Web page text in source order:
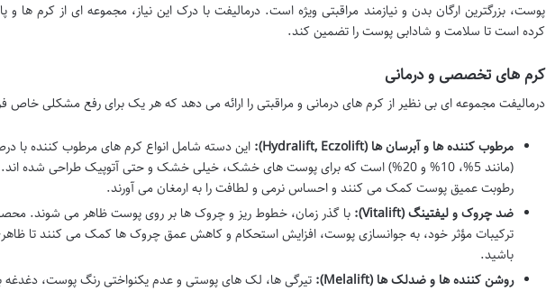
پوست، بزرگترین ارگان بدن و نیازمند مراقبتی ویژه است. درمالیفت با درک این نیاز، مجموعه ای از کرم
کرده است تا سلامت و شادابی پوست را تضمین کند.
کرم های تخصصی و درمانی
درمالیفت مجموعه ای بی نظیر از کرم های درمانی و مراقبتی را ارائه می دهد که هر یک برای رفع مشکلی خاص
مرطوب کننده ها و آبرسان ها (Hydralift, Eczolift):
این دسته شامل انواع کرم های مرطوب کننده با
(مانند 5%، 10% و 20%) است که برای پوست های خشک، خیلی خشک و حتی آتوپیک طراحی شده
رطوبت عمیق پوست کمک می کنند و احساس نرمی و لطافت را به ارمغان می آورند.
ضد چروک و لیفتینگ (Vitalift):
با گذر زمان، خطوط ریز و چروک ها بر روی پوست ظاهر می شوند.
ترکیبات مؤثر خود، به جوانسازی پوست، افزایش استحکام و کاهش عمق چروک ها کمک می کنند تا
باشید.
روشن کننده ها و ضدلک ها (Melalift):
تیرگی ها، لک های پوستی و عدم یکنواختی رنگ پوست، دغدغه